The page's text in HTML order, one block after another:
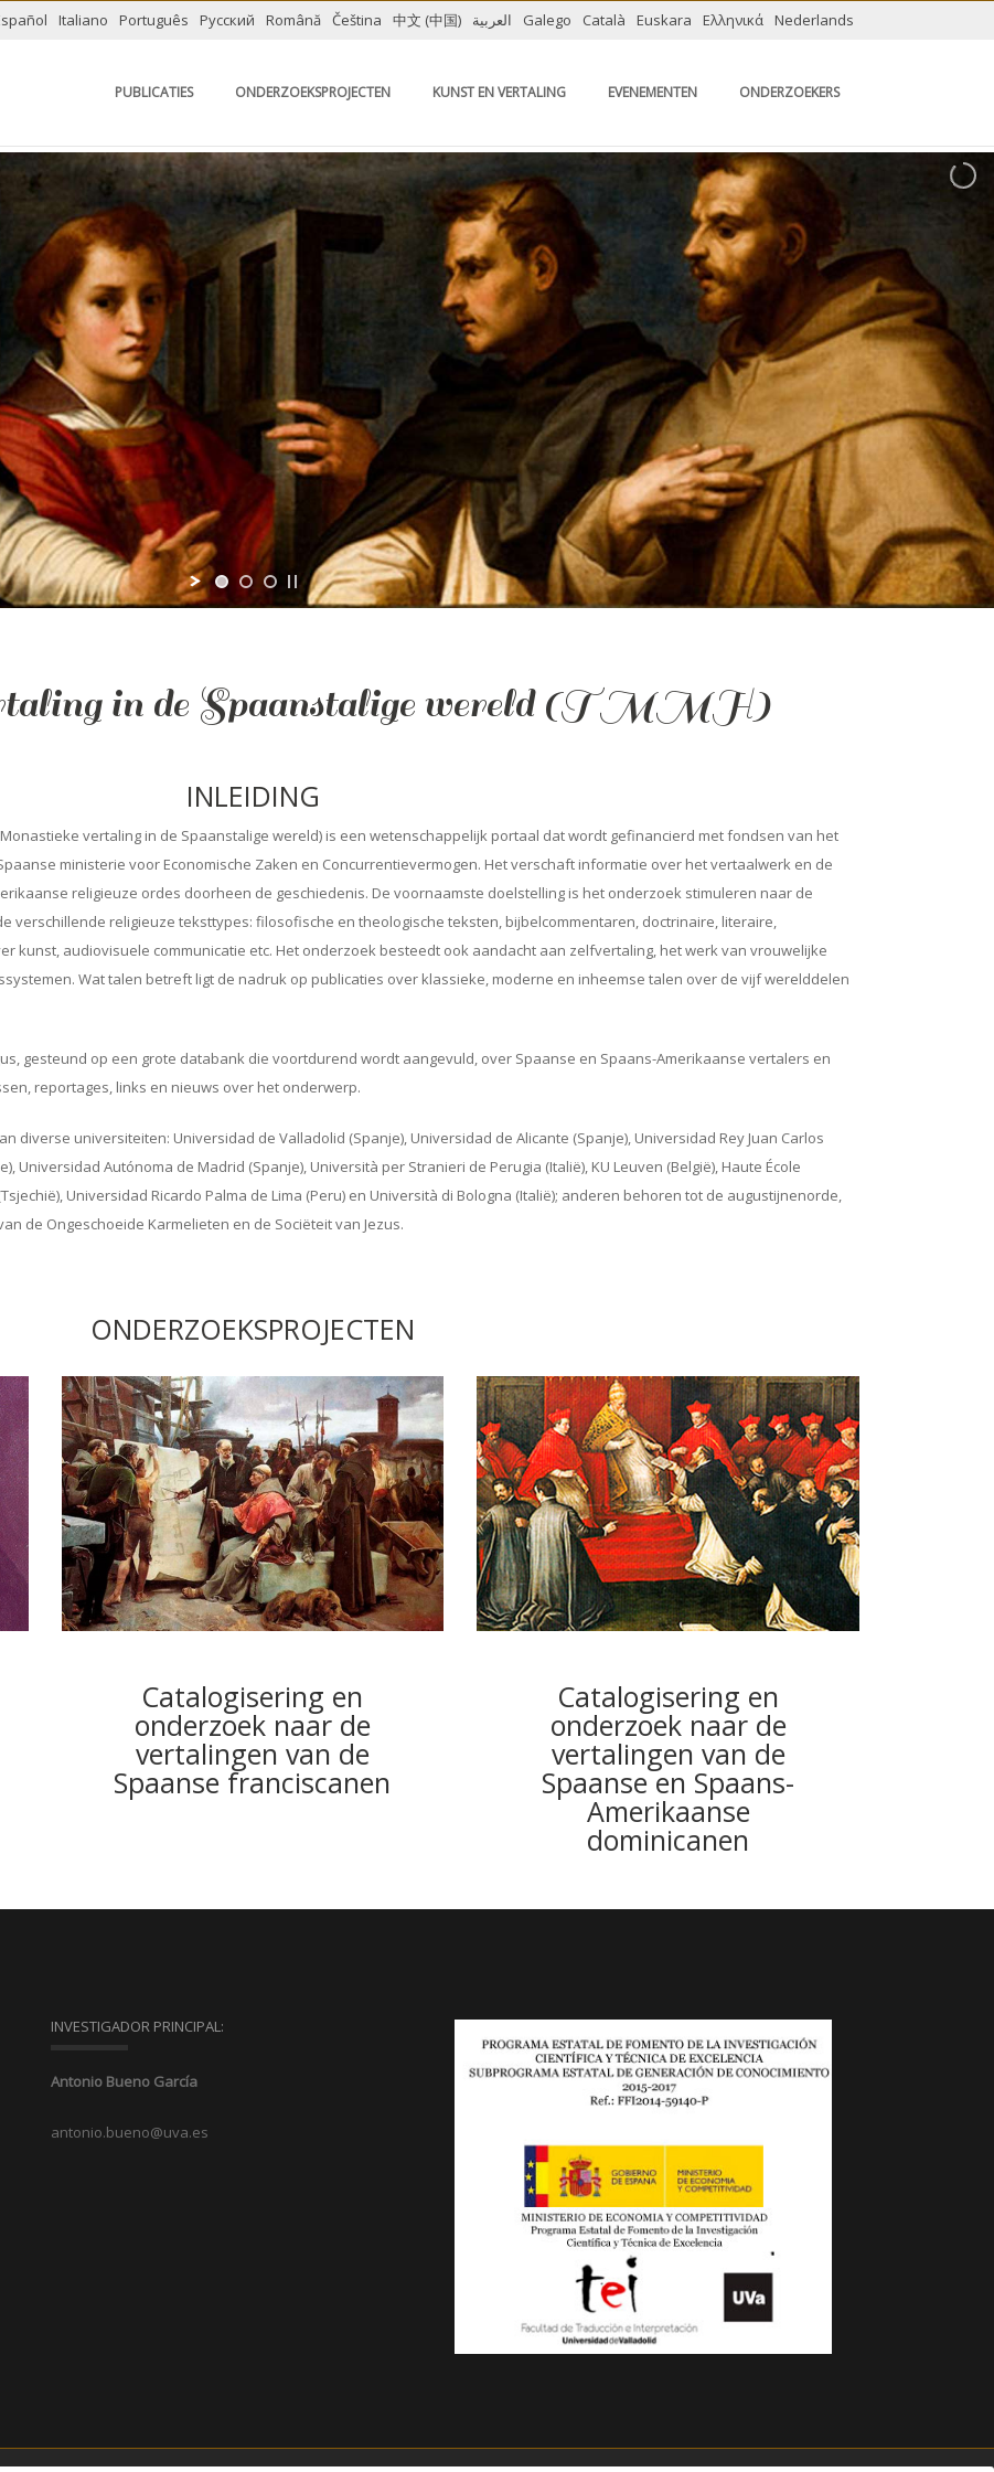
Italiano Português Русский Română Čeština 中文 (中国) العربية Galego Català Euskara Ελληνικά Nederlands
PUBLICATIES ONDERZOEKSPROJECTEN KUNST EN VERTALING EVENEMENTEN ONDERZOEKERS
in de Spaanstalige wereld (TMMH)
INLEIDING
(Monastieke vertaling in de Spaanstalige wereld) is een wetenschappelijk portaal dat wordt gefinancierd met fondsen van het
ministerie voor Economische Zaken en Concurrentievermogen. Het verschaft informatie over het vertaalwerk en de
religieuze ordes doorheen de geschiedenis. De voornaamste doelstelling is het onderzoek stimuleren naar de
verschillende religieuze teksttypes: filosofische en theologische teksten, bijbelcommentaren, doctrinaire, literaire,
kunst, audiovisuele communicatie etc. Het onderzoek besteedt ook aandacht aan zelfvertaling, het werk van vrouwelijke
Wat talen betreft ligt de nadruk op publicaties over klassieke, moderne en inheemse talen over de vijf werelddelen
gesteund op een grote databank die voortdurend wordt aangevuld, over Spaanse en Spaans-Amerikaanse vertalers en
reportages, links en nieuws over het onderwerp.
diverse universiteiten: Universidad de Valladolid (Spanje), Universidad de Alicante (Spanje), Universidad Rey Juan Carlos
Universidad Autónoma de Madrid (Spanje), Università per Stranieri de Perugia (Italië), KU Leuven (België), Haute École
Universidad Ricardo Palma de Lima (Peru) en Università di Bologna (Italië); anderen behoren tot de augustijnenorde,
de Ongeschoeide Karmelieten en de Sociëteit van Jezus.
ONDERZOEKSPROJECTEN
Catalogisering en
onderzoek naar de
vertalingen van de
Spaanse franciscanen
Catalogisering en
onderzoek naar de
vertalingen van de
Spaanse en Spaans-
Amerikaanse
dominicanen
INVESTIGADOR PRINCIPAL:
Antonio Bueno García
antonio.bueno@uva.es